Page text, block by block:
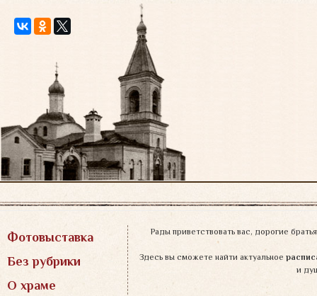
Фотовыставка
Без рубрики
О храме
Рады приветствовать вас, дорогие
Здесь вы сможете найти актуальное
и